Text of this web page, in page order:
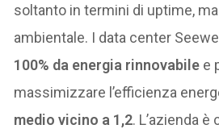
soltanto in termini di uptime,
ambientale. I data center
100% da energia rinnovabile e
massimizzare l’efficienza
medio vicino a 1,2. L’azienda